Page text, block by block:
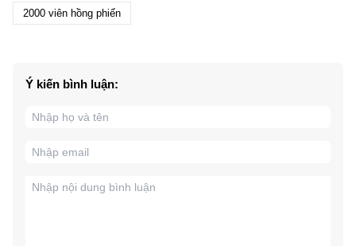
2000 viên hồng phiến
Ý kiến bình luận: